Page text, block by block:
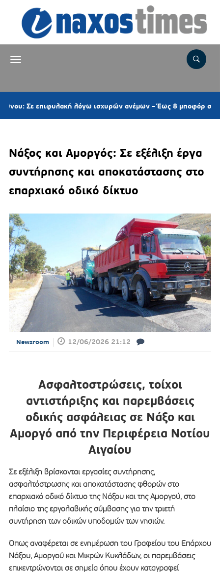
λόγω ισχυρών ανέμων – Έως 8 μποφόρ στις Κυκλάδες
Νάξος και Αμοργός: Σε εξέλιξη έργα
συντήρησης και αποκατάστασης στο
επαρχιακό οδικό δίκτυο
Newsroom 12/06/2026 21:12
Ασφαλτοστρώσεις, τοίχοι
αντιστήριξης και παρεμβάσεις
οδικής ασφάλειας σε Νάξο και
Αμοργό από την Περιφέρεια Νοτίου
Αιγαίου
Σε εξέλιξη βρίσκονται εργασίες συντήρησης,
ασφαλτόστρωσης και αποκατάστασης φθορών στο
επαρχιακό οδικό δίκτυο της Νάξου και της Αμοργού, στο
πλαίσιο της εργολαβικής σύμβασης για την τριετή
συντήρηση των οδικών υποδομών των νησιών.
Όπως αναφέρεται σε ενημέρωση του Γραφείου του Επάρχου
Νάξου, Αμοργού και Μικρών Κυκλάδων, οι παρεμβάσεις
επικεντρώνονται σε σημεία όπου έχουν καταγραφεί